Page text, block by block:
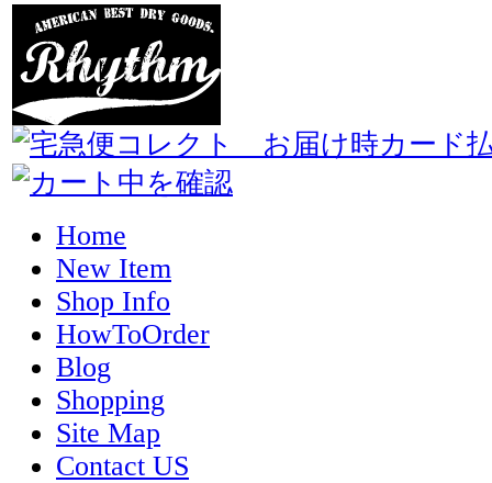
Home
New Item
Shop Info
HowToOrder
Blog
Shopping
Site Map
Contact US